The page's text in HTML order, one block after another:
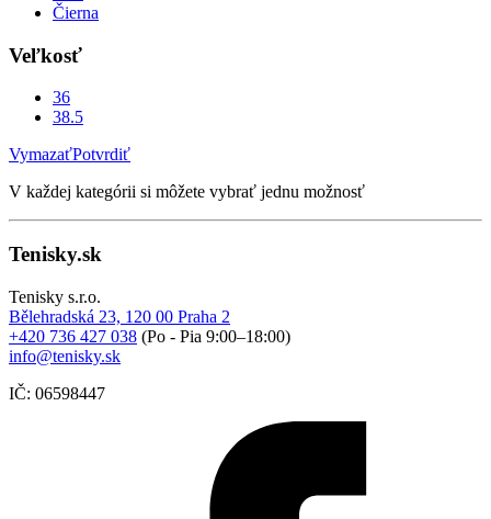
Čierna
Veľkosť
36
38.5
VymazaťPotvrdiť
V každej kategórii si môžete vybrať jednu možnosť
Tenisky.sk
Tenisky s.r.o.
Bělehradská 23, 120 00 Praha 2
+420 736 427 038 (Po - Pia 9:00–18:00)
info@tenisky.sk
IČ: 06598447